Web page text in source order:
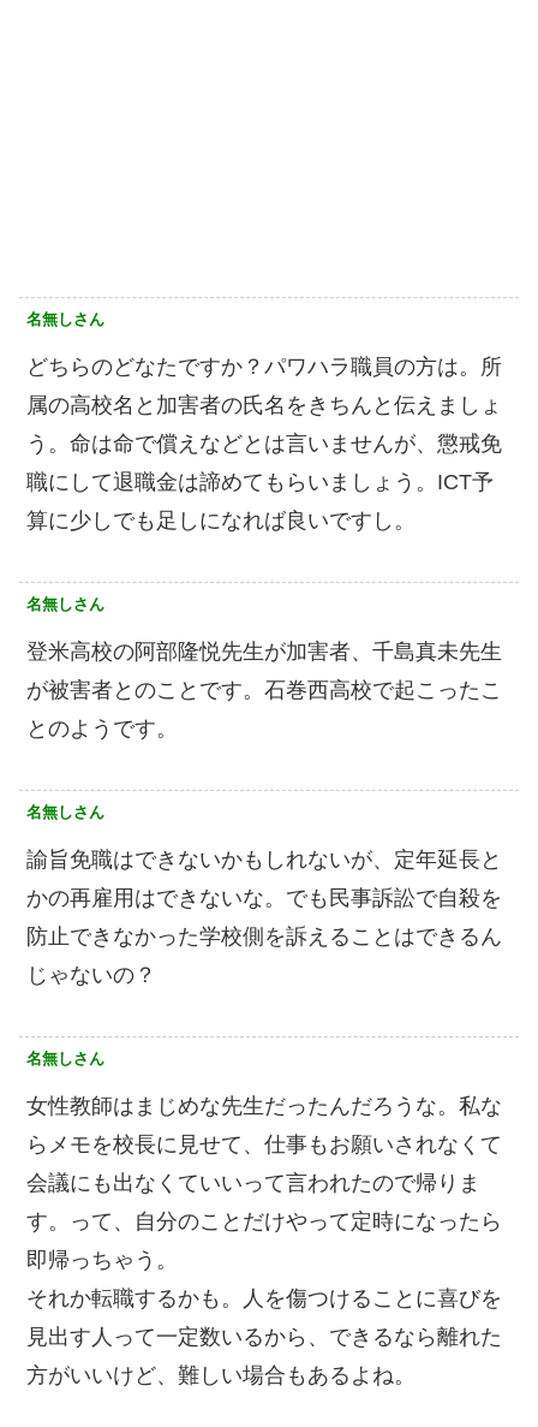
名無しさん
どちらのどなたですか？パワハラ職員の方は。所
属の高校名と加害者の氏名をきちんと伝えましょ
う。命は命で償えなどとは言いませんが、懲戒免
職にして退職金は諦めてもらいましょう。ICT予
算に少しでも足しになれば良いですし。
名無しさん
登米高校の阿部隆悦先生が加害者、千島真未先生
が被害者とのことです。石巻西高校で起こったこ
とのようです。
名無しさん
諭旨免職はできないかもしれないが、定年延長と
かの再雇用はできないな。でも民事訴訟で自殺を
防止できなかった学校側を訴えることはできるん
じゃないの？
名無しさん
女性教師はまじめな先生だったんだろうな。私な
らメモを校長に見せて、仕事もお願いされなくて
会議にも出なくていいって言われたので帰りま
す。って、自分のことだけやって定時になったら
即帰っちゃう。
それか転職するかも。人を傷つけることに喜びを
見出す人って一定数いるから、できるなら離れた
方がいいけど、難しい場合もあるよね。